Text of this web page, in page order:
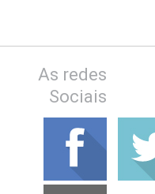
As redes
Sociais